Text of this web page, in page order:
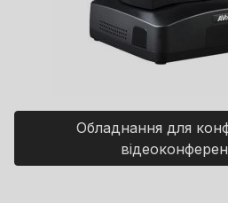
Обладнання для